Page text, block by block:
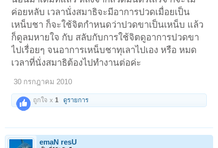
ค่อยหลับ เวลานั่งสมาธิจะมีอาการปวดเมื่อยเป็น
เหน็บชา ก็จะใช้จิตกำหนดว่าปวดขาเป็นเหน็บ แล้ว
ก็ดูลมหายใจ กับ สลับกับการใช้จิตดูอาการปวดขา
ไปเรื่อยๆ จนอาการเหน็บชาทุเลาไปเอง หรือ หมด
เวลาที่นั่งสมาธิต้องไปทำงานต่อค่ะ
30 กรกฎาคม 2010
ถูกใจ x1 ดูรายการ
emaN resU